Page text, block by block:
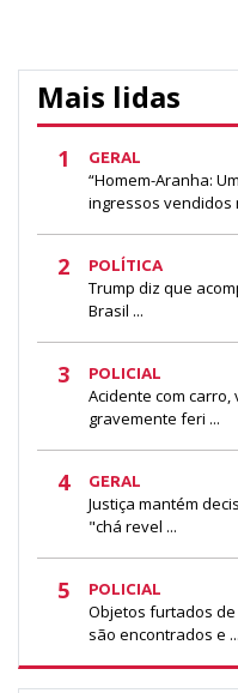
Mais lidas
1 GERAL
“Homem-Aranha:
ingressos vendidos
2 POLÍTICA
Trump diz que
Brasil ...
3 POLICIAL
Acidente com
gravemente feri ...
4 GERAL
Justiça mantém
"chá revel ...
5 POLICIAL
Objetos furtados
são encontrados e ...